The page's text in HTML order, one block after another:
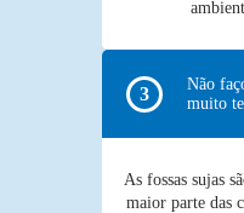
Não
muito
As fossas sujas
maior parte das